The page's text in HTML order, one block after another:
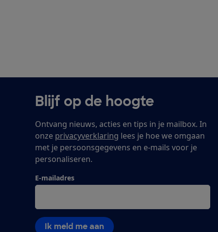
Blijf op de hoogte
Ontvang nieuws, acties en tips in je mailbox. In
onze privacyverklaring lees je hoe we omgaan
met je persoonsgegevens en e-mails voor je
personaliseren.
E-mailadres
Ik meld me aan